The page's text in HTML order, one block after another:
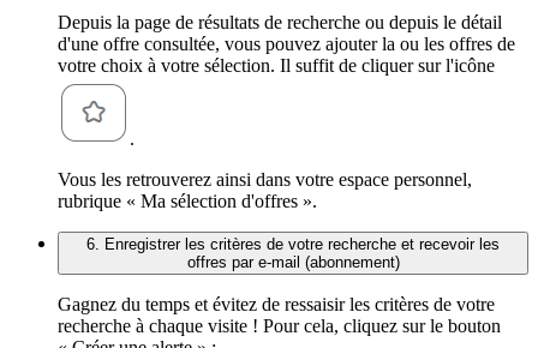
Depuis la page de résultats de recherche ou depuis le détail
d'une offre consultée, vous pouvez ajouter la ou les offres de
votre choix à votre sélection. Il suffit de cliquer sur l'icône
.
Vous les retrouverez ainsi dans votre espace personnel,
rubrique « Ma sélection d'offres ».
6. Enregistrer les critères de votre recherche et recevoir les
offres par e-mail (abonnement)
Gagnez du temps et évitez de ressaisir les critères de votre
recherche à chaque visite ! Pour cela, cliquez sur le bouton